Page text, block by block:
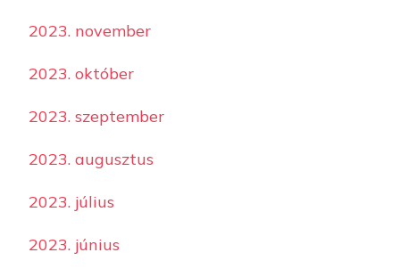
2023. november
2023. október
2023. szeptember
2023. augusztus
2023. július
2023. június